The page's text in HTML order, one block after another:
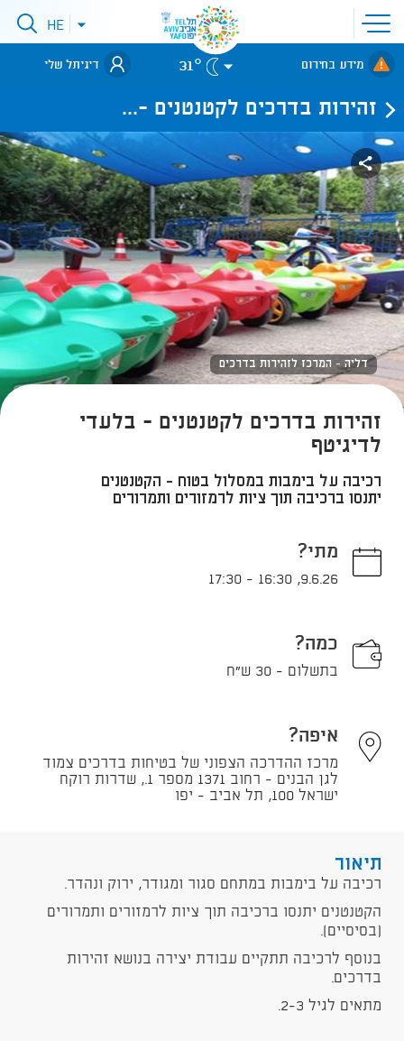
פתיחת
תפריט
אתר
לאתר עיריית
תל-אביב
פתיחתHE
מידע בחירום 31° דיגיתל שלי
זהירות בדרכים לקטנטנים -...
דליה - המרכז לזהירות בדרכים
זהירות בדרכים לקטנטנים - בלעדי
לדיגיטף
רכיבה על בימבות במסלול בטוח - הקטנטנים
יתנסו ברכיבה תוך ציות לרמזורים ותמרורים
מתי?
9.6.26
,
16:30
-
17:30
כמה?
בתשלום - 30 ש"ח
איפה?
מרכז ההדרכה הצפוני של בטיחות בדרכים צמוד
לגן הבנים - רחוב 1371 מספר 1., שדרות רוקח
ישראל 100, תל אביב - יפו
תיאור
רכיבה על בימבות במתחם סגור ומגודר, ירוק ונהדר.
הקטנטנים יתנסו ברכיבה תוך ציות לרמזורים ותמרורים
(בסיסיים).
בנוסף לרכיבה תתקיים עבודת יצירה בנושא זהירות
בדרכים.
מתאים לגיל 2-3.